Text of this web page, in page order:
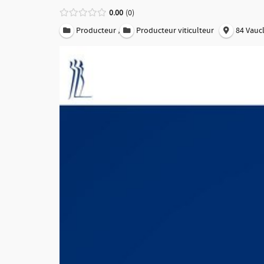
0.00 0
Producteur , Producteur viticulteur 84